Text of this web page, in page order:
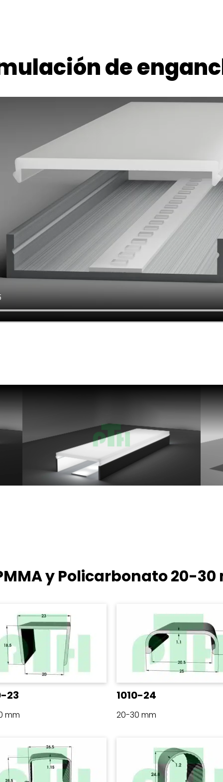
de
y Policarbonato20-30
23
mm
1010-24
20-30 mm